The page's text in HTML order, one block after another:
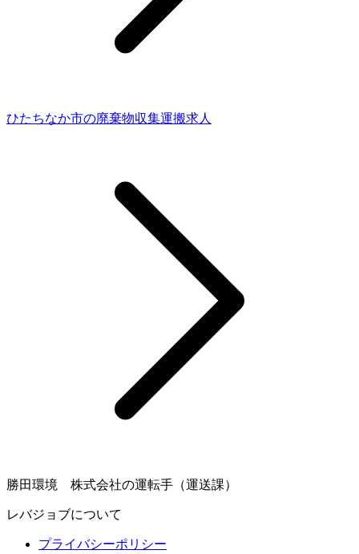
ひたちなか市の廃棄物収集運搬求人
勝田環境 株式会社の運転手（運送課）
レバジョブについて
プライバシーポリシー